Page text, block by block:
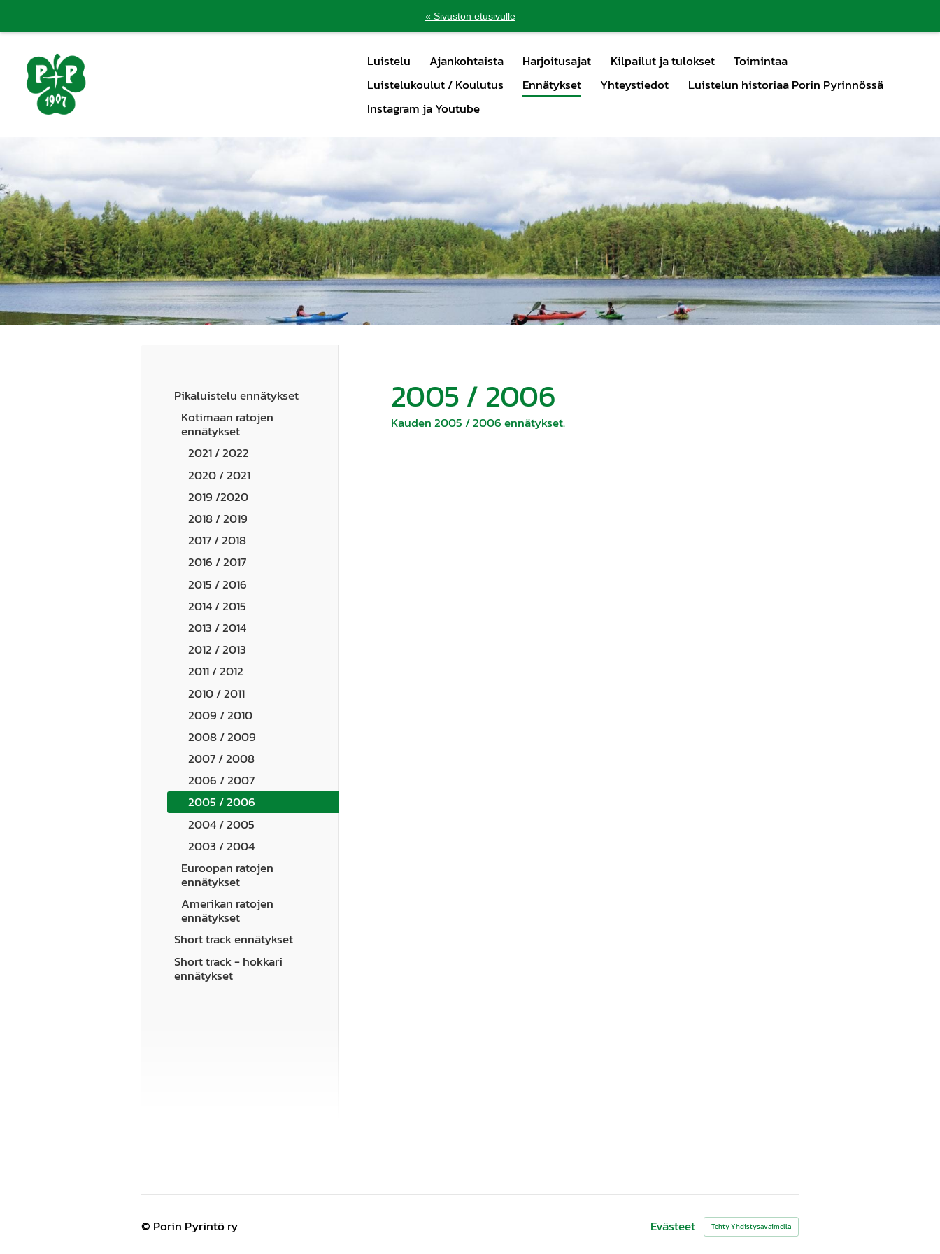
sivun
sisältöön
« Sivuston etusivulle
Porin Pyrintö ry
Luistelu Ajankohtaista Harjoitusajat Kilpailut ja tulokset
Toimintaa
Luistelukoulut / Koulutus
Ennätykset Yhteystiedot
Luistelun historiaa Porin Pyrinnössä
Instagram ja Youtube
Pikaluistelu ennätykset
Kotimaan ratojen
ennätykset
2021 / 2022
2020 / 2021
2019 /2020
2018 / 2019
2017 / 2018
2016 / 2017
2015 / 2016
2014 / 2015
2013 / 2014
2012 / 2013
2011 / 2012
2010 / 2011
2009 / 2010
2008 / 2009
2007 / 2008
2006 / 2007
2005 / 2006
2004 / 2005
2003 / 2004
Euroopan ratojen
ennätykset
Amerikan ratojen
ennätykset
Short track ennätykset
Short track - hokkari
ennätykset
2005 / 2006
Kauden 2005 / 2006 ennätykset.
© Porin Pyrintö ry Evästeet Tehty Yhdistysavaimella